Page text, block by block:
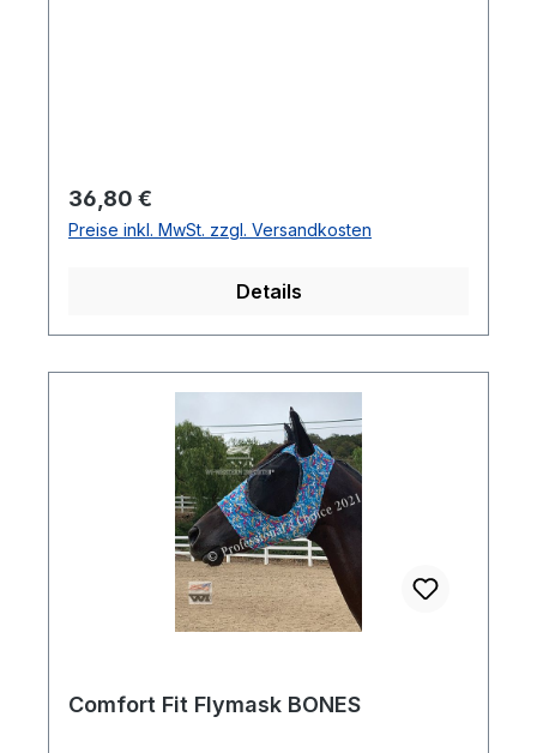
Regulärer Preis:
36,80 €
Preise inkl. MwSt. zzgl. Versandkosten
Details
Comfort Fit Flymask BONES